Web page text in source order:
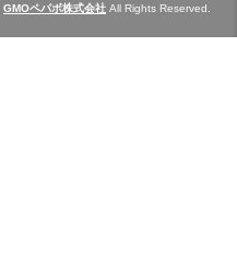
GMOペパボ株式会社 All Rights Reserved.